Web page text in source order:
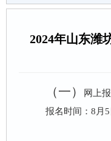
2024年山东潍
（一）
网上
报名时间： 8 月 5